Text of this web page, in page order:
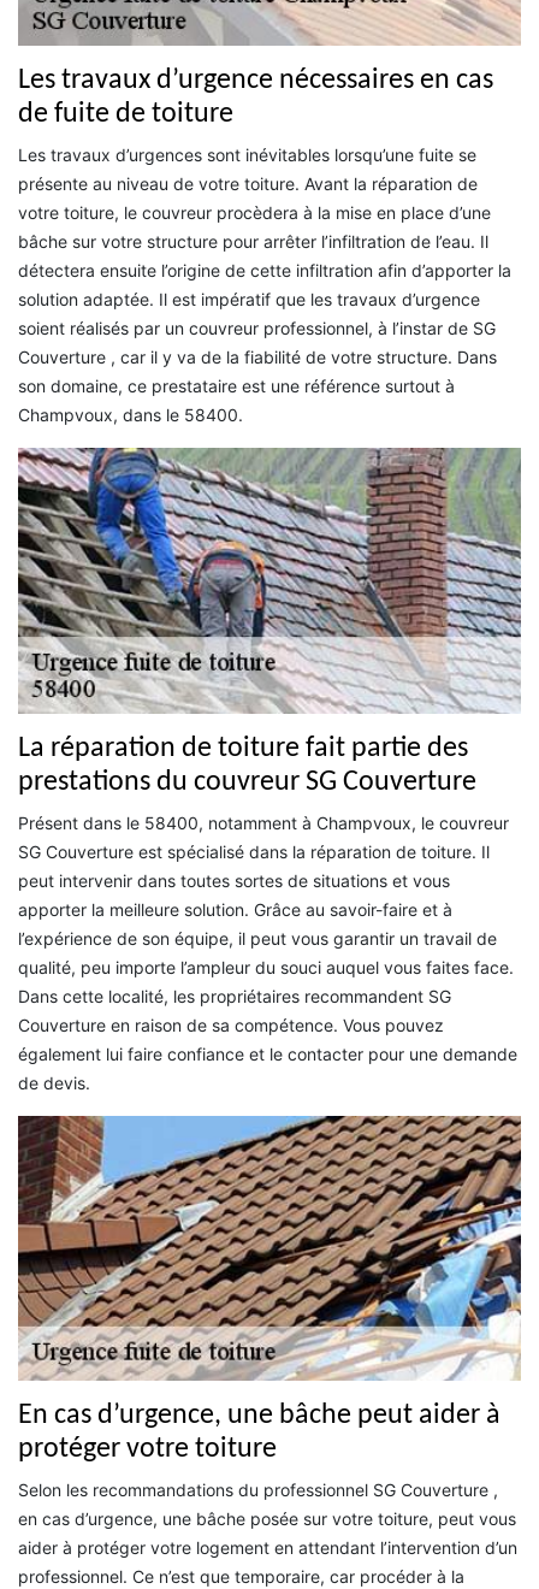
Les travaux d’urgence nécessaires en cas
de fuite de toiture
Les travaux d’urgences sont inévitables lorsqu’une fuite se
présente au niveau de votre toiture. Avant la réparation de
votre toiture, le couvreur procèdera à la mise en place d’une
bâche sur votre structure pour arrêter l’infiltration de l’eau. Il
détectera ensuite l’origine de cette infiltration afin d’apporter la
solution adaptée. Il est impératif que les travaux d’urgence
soient réalisés par un couvreur professionnel, à l’instar de SG
Couverture , car il y va de la fiabilité de votre structure. Dans
son domaine, ce prestataire est une référence surtout à
Champvoux, dans le 58400.
La réparation de toiture fait partie des
prestations du couvreur SG Couverture
Présent dans le 58400, notamment à Champvoux, le couvreur
SG Couverture est spécialisé dans la réparation de toiture. Il
peut intervenir dans toutes sortes de situations et vous
apporter la meilleure solution. Grâce au savoir-faire et à
l’expérience de son équipe, il peut vous garantir un travail de
qualité, peu importe l’ampleur du souci auquel vous faites face.
Dans cette localité, les propriétaires recommandent SG
Couverture en raison de sa compétence. Vous pouvez
également lui faire confiance et le contacter pour une demande
de devis.
En cas d’urgence, une bâche peut aider à
protéger votre toiture
Selon les recommandations du professionnel SG Couverture ,
en cas d’urgence, une bâche posée sur votre toiture, peut vous
aider à protéger votre logement en attendant l’intervention d’un
professionnel. Ce n’est que temporaire, car procéder à la